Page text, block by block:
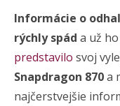
Informácie o
rýchly spád a už
predstavilo svoj
Snapdragon 870a
najčerstvejšie